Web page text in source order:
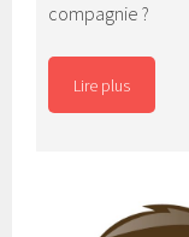
compagnie ?
Lire plus